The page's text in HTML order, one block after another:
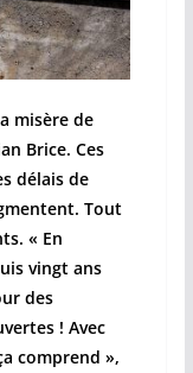
misère de
Brice. Ces
délais de
Tout
« En
vingt ans
des
! Avec
comprend »,